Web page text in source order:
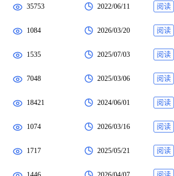
35753 2022/06/11 阅读
1084 2026/03/20 阅读
1535 2025/07/03 阅读
7048 2025/03/06 阅读
18421 2024/06/01 阅读
1074 2026/03/16 阅读
1717 2025/05/21 阅读